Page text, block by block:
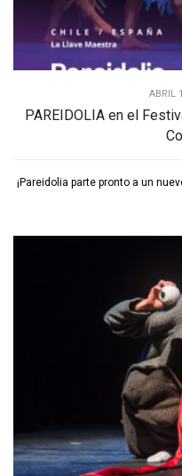
ABRIL
PAREIDOLIA en el
¡Pareidolia parte pronto a un